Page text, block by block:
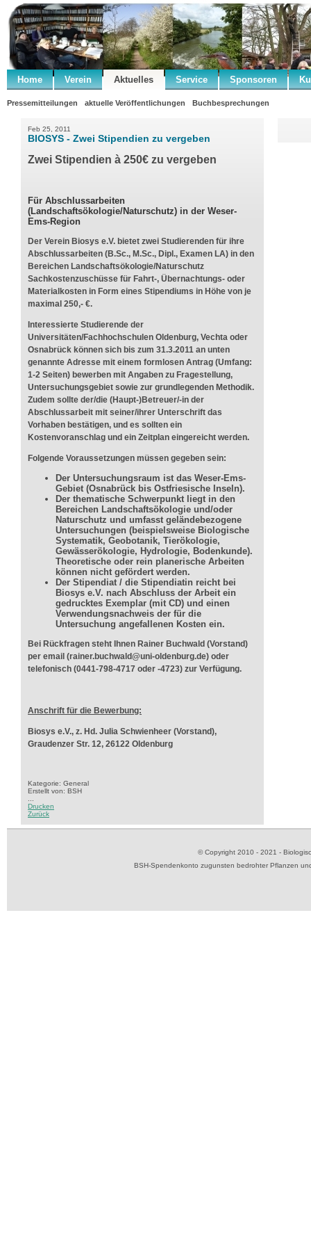
Home Verein Aktuelles Service Sponsoren
Pressemitteilungen aktuelle Veröffentlichungen Buchbesprechungen
Feb 25, 2011
BIOSYS - Zwei Stipendien zu vergeben
Zwei Stipendien à 250€ zu vergeben
Für Abschlussarbeiten
(Landschaftsökologie/Naturschutz) in der Weser-
Ems-Region
Der Verein Biosys e.V. bietet zwei Studierenden für ihre
Abschlussarbeiten (B.Sc., M.Sc., Dipl., Examen LA) in den
Bereichen Landschaftsökologie/Naturschutz
Sachkostenzuschüsse für Fahrt-, Übernachtungs- oder
Materialkosten in Form eines Stipendiums in Höhe von je
maximal 250,- €.
Interessierte Studierende der
Universitäten/Fachhochschulen Oldenburg, Vechta oder
Osnabrück können sich bis zum 31.3.2011 an unten
genannte Adresse mit einem formlosen Antrag (Umfang:
1-2 Seiten) bewerben mit Angaben zu Fragestellung,
Untersuchungsgebiet sowie zur grundlegenden Methodik.
Zudem sollte der/die (Haupt-)Betreuer/-in der
Abschlussarbeit mit seiner/ihrer Unterschrift das
Vorhaben bestätigen, und es sollten ein
Kostenvoranschlag und ein Zeitplan eingereicht werden.
Folgende Voraussetzungen müssen gegeben sein:
Der Untersuchungsraum ist das Weser-Ems-
Gebiet (Osnabrück bis Ostfriesische Inseln).
Der thematische Schwerpunkt liegt in den
Bereichen Landschaftsökologie und/oder
Naturschutz und umfasst geländebezogene
Untersuchungen (beispielsweise Biologische
Systematik, Geobotanik, Tierökologie,
Gewässerökologie, Hydrologie, Bodenkunde).
Theoretische oder rein planerische Arbeiten
können nicht gefördert werden.
Der Stipendiat / die Stipendiatin reicht bei
Biosys e.V. nach Abschluss der Arbeit ein
gedrucktes Exemplar (mit CD) und einen
Verwendungsnachweis der für die
Untersuchung angefallenen Kosten ein.
Bei Rückfragen steht Ihnen Rainer Buchwald (Vorstand)
per email (rainer.buchwald@uni-oldenburg.de) oder
telefonisch (0441-798-4717 oder -4723) zur Verfügung.
Anschrift für die Bewerbung:
Biosys e.V., z. Hd. Julia Schwienheer (Vorstand),
Graudenzer Str. 12, 26122 Oldenburg
Kategorie: General
Erstellt von: BSH
Drucken
Zurück
© Copyright 2010 - 2021 -
BSH-Spendenkonto zugunsten bedrohter Pflanzen